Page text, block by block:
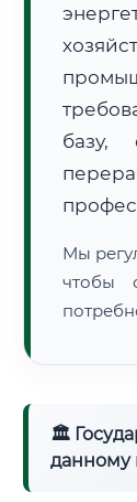
базу,
Мы
чтобы
🏛
данному